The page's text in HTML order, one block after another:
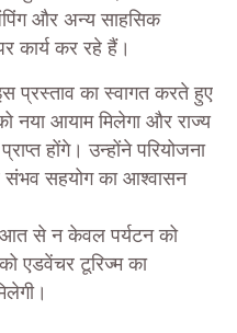
और अन्य साहसिक
कार्य कर रहे हैं।
प्रस्ताव का स्वागत करते हुए
नया आयाम मिलेगा और राज्य
होंगे। उन्होंने परियोजना
संभव सहयोग का आश्वासन
से न केवल पर्यटन को
एडवेंचर टूरिज्म का